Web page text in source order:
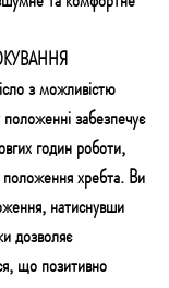
з можливістю
забезпечує
годин роботи,
хребта. Ви
натиснувши
дозволяє
що позитивно